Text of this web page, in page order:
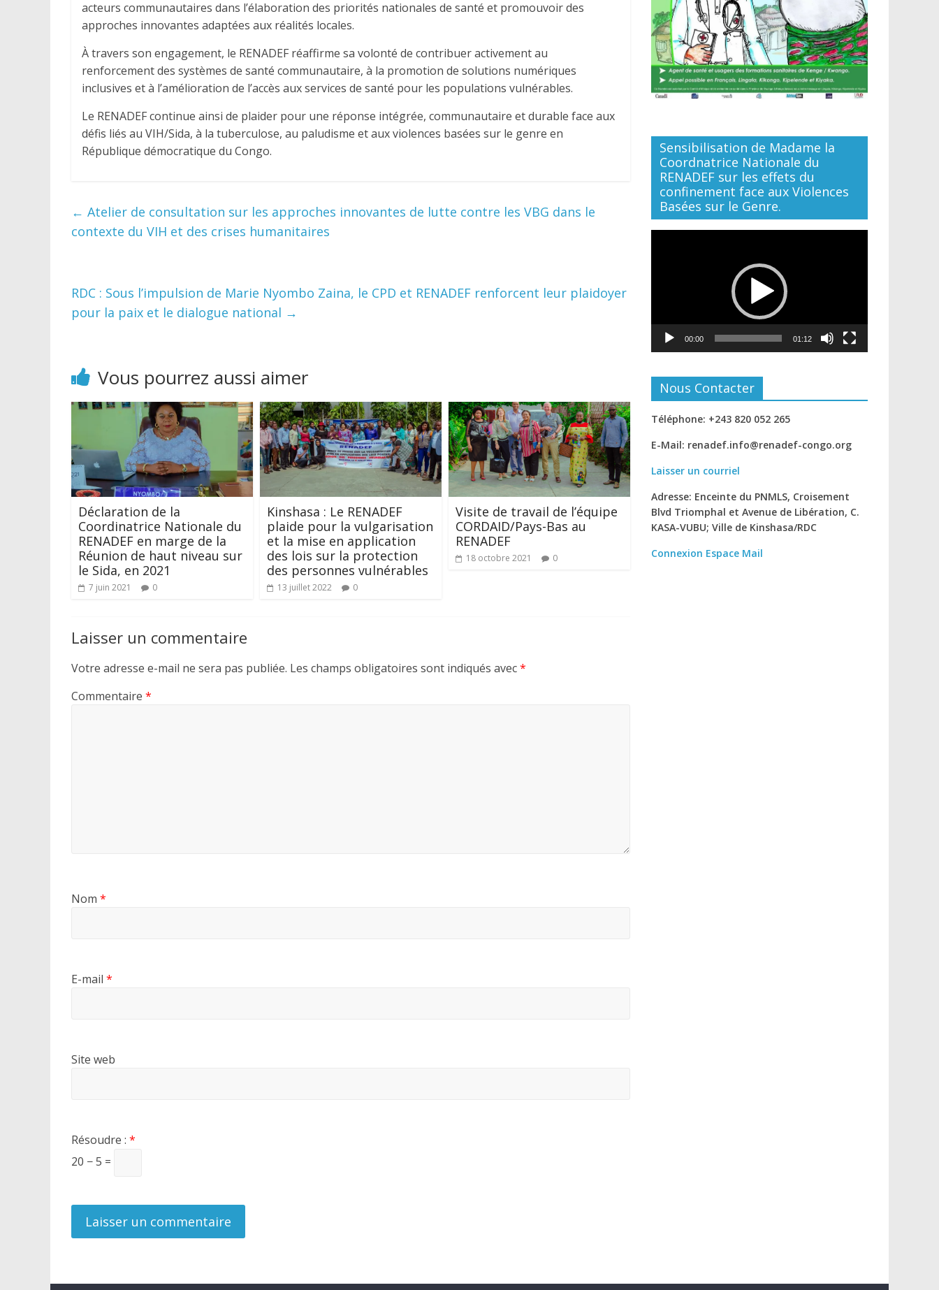
acteurs communautaires dans l’élaboration des priorités nationales de santé et promouvoir des
approches innovantes adaptées aux réalités locales.
À travers son engagement, le RENADEF réaffirme sa volonté de contribuer activement au
renforcement des systèmes de santé communautaire, à la promotion de solutions numériques
inclusives et à l’amélioration de l’accès aux services de santé pour les populations vulnérables.
Le RENADEF continue ainsi de plaider pour une réponse intégrée, communautaire et durable face aux
défis liés au VIH/Sida, à la tuberculose, au paludisme et aux violences basées sur le genre en
République démocratique du Congo.
← Atelier de consultation sur les approches innovantes de lutte contre les VBG dans le
contexte du VIH et des crises humanitaires
RDC : Sous l’impulsion de Marie Nyombo Zaina, le CPD et RENADEF renforcent leur plaidoyer
pour la paix et le dialogue national →
Vous pourrez aussi aimer
Déclaration de la
Coordinatrice Nationale du
RENADEF en marge de la
Réunion de haut niveau sur
le Sida, en 2021
7 juin 2021 0
Kinshasa : Le RENADEF
plaide pour la vulgarisation
et la mise en application
des lois sur la protection
des personnes vulnérables
13 juillet 2022 0
Visite de travail de l’équipe
CORDAID/Pays-Bas au
RENADEF
18 octobre 2021 0
Laisser un commentaire
Votre adresse e-mail ne sera pas publiée. Les champs obligatoires sont indiqués avec*
Commentaire *
Nom *
E-mail *
Site web
Résoudre : *
20 − 5 =
Sensibilisation de Madame la
Coordnatrice Nationale du
RENADEF sur les effets du
confinement face aux Violences
Basées sur le Genre.
00:00 01:12
Nous Contacter
Téléphone: +243 820 052 265
E-Mail: renadef.info@renadef-congo.org
Laisser un courriel
Adresse: Enceinte du PNMLS, Croisement
Blvd Triomphal et Avenue de Libération, C.
KASA-VUBU; Ville de Kinshasa/RDC
Connexion Espace Mail